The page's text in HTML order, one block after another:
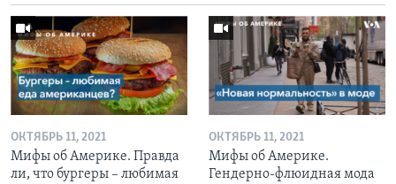
ОКТЯБРЬ 11, 2021
Мифы об Америке. Правда
ли, что бургеры – любимая
ОКТЯБРЬ 11, 2021
Мифы об Америке.
Гендерно-флюидная мода